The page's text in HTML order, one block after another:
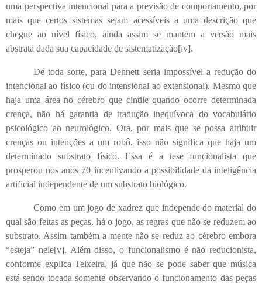
uma perspectiva intencional para a previsão de comportamento, por
mais que certos sistemas sejam acessíveis a uma descrição que
chegue ao nível físico, ainda assim se mantem a versão mais
abstrata dada sua capacidade de sistematização[iv].
De toda sorte, para Dennett seria impossível a redução do
intencional ao físico (ou do intensional ao extensional). Mesmo que
haja uma área no cérebro que cintile quando ocorre determinada
crença, não há garantia de tradução inequívoca do vocabulário
psicológico ao neurológico. Ora, por mais que se possa atribuir
crenças ou intenções a um robô, isso não significa que haja um
determinado substrato físico. Essa é a tese funcionalista que
prosperou nos anos 70 incentivando a possibilidade da inteligência
artificial independente de um substrato biológico.
Como em um jogo de xadrez que independe do material do
qual são feitas as peças, há o jogo, as regras que não se reduzem ao
substrato. Assim também a mente não se reduz ao cérebro embora
“esteja” nele[v]. Além disso, o funcionalismo é não reducionista,
conforme explica Teixeira, já que não se pode saber que música
está sendo tocada somente observando o funcionamento das peças